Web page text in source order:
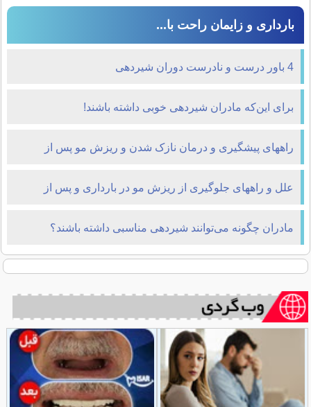
بارداری و زایمان راحت با...
4 باور درست و نادرست دوران شیردهی
برای این‌که مادران شیردهی خوبی داشته باشند!
راههای پیشگیری و درمان نازک شدن و ریزش مو پس از
علل و راههای جلوگیری از ریزش مو در بارداری و پس از
مادران چگونه می‌توانند شیردهی مناسبی داشته باشند؟